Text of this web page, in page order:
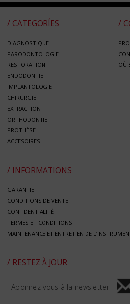
/ CATEGORÍES
DIAGNOSTIQUE
PARODONTOLOGIE
RESTORATION
ENDODONTIE
IMPLANTOLOGIE
CHIRURGIE
EXTRACTION
ORTHODONTIE
PROTHÈSE
ACCESOIRES
/
OÙ
/ INFORMATIONS
GARANTIE
CONDITIONS DE VENTE
CONFIDENTIALITÈ
TERMES ET CONDITIONS
MAINTENANCE ET ENTRETIEN DE
/ RESTEZ À JOUR
Abonnez-vous à la newsletter